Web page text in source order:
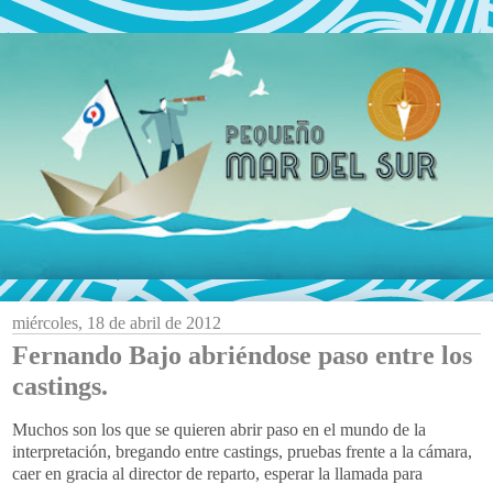
miércoles, 18 de abril de 2012
Fernando Bajo abriéndose paso entre los
castings.
Muchos son los que se quieren abrir paso en el mundo de la
interpretación, bregando entre castings, pruebas frente a la cámara,
caer en gracia al director de reparto, esperar la llamada para